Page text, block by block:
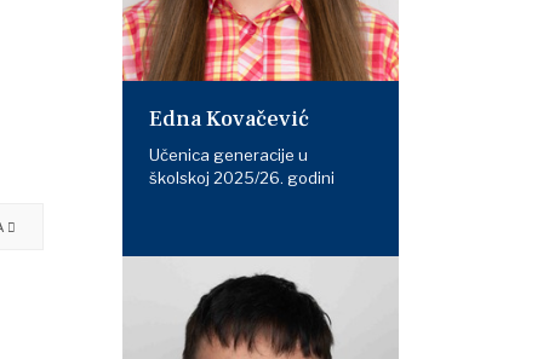
Edna Kovačević
Učenica generacije u
školskoj 2025/26. godini